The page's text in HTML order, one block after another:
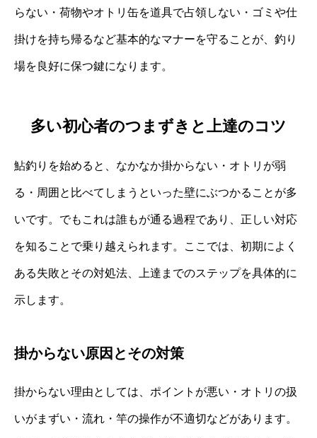
らない・荷物やオトリ缶を道具で占領しない・ゴミや仕
掛けを持ち帰るなど基本的なマナーを守ることが、釣り
場を良好に保つ鍵になります。
多い初心者のつまずきと上達のコツ
鮎釣りを始めると、なかなか掛からない・オトリが弱
る・周囲と比べてしまうといった壁にぶつかることが多
いです。でもこれは誰もが通る過程であり、正しい対応
を知ることで乗り越えられます。ここでは、初期によく
ある失敗とその対処法、上達までのステップを具体的に
示します。
掛からない原因とその対策
掛からない理由としては、ポイントが悪い・オトリの扱
いがまずい・流れ・竿の操作が不適切などがあります。